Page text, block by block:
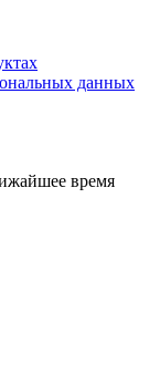
данных
время